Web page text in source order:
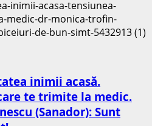
inimii acasă.
te trimite la medic.
(Sanador): Sunt